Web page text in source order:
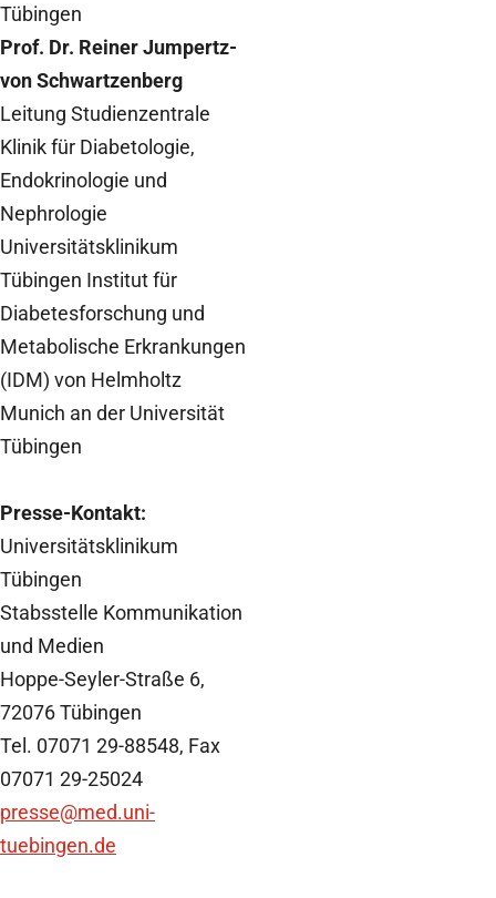
Tübingen
Prof. Dr. Reiner Jumpertz-
von Schwartzenberg
Leitung Studienzentrale
Klinik für Diabetologie,
Endokrinologie und
Nephrologie
Universitätsklinikum
Tübingen Institut für
Diabetesforschung und
Metabolische Erkrankungen
(IDM) von Helmholtz
Munich an der Universität
Tübingen
Presse-Kontakt:
Universitätsklinikum
Tübingen
Stabsstelle Kommunikation
und Medien
Hoppe-Seyler-Straße 6,
72076 Tübingen
Tel. 07071 29-88548, Fax
07071 29-25024
presse@med.uni-
tuebingen.de